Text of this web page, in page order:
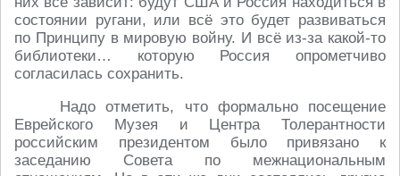
состоянии ругани, или всё это будет развиваться
по Принципу в мировую войну. И всё из-за какой-то
библиотеки… которую Россия опрометчиво
согласилась сохранить.
Надо отметить, что формально посещение
Еврейского Музея и Центра Толерантности
российским президентом было привязано к
заседанию Совета по межнациональным